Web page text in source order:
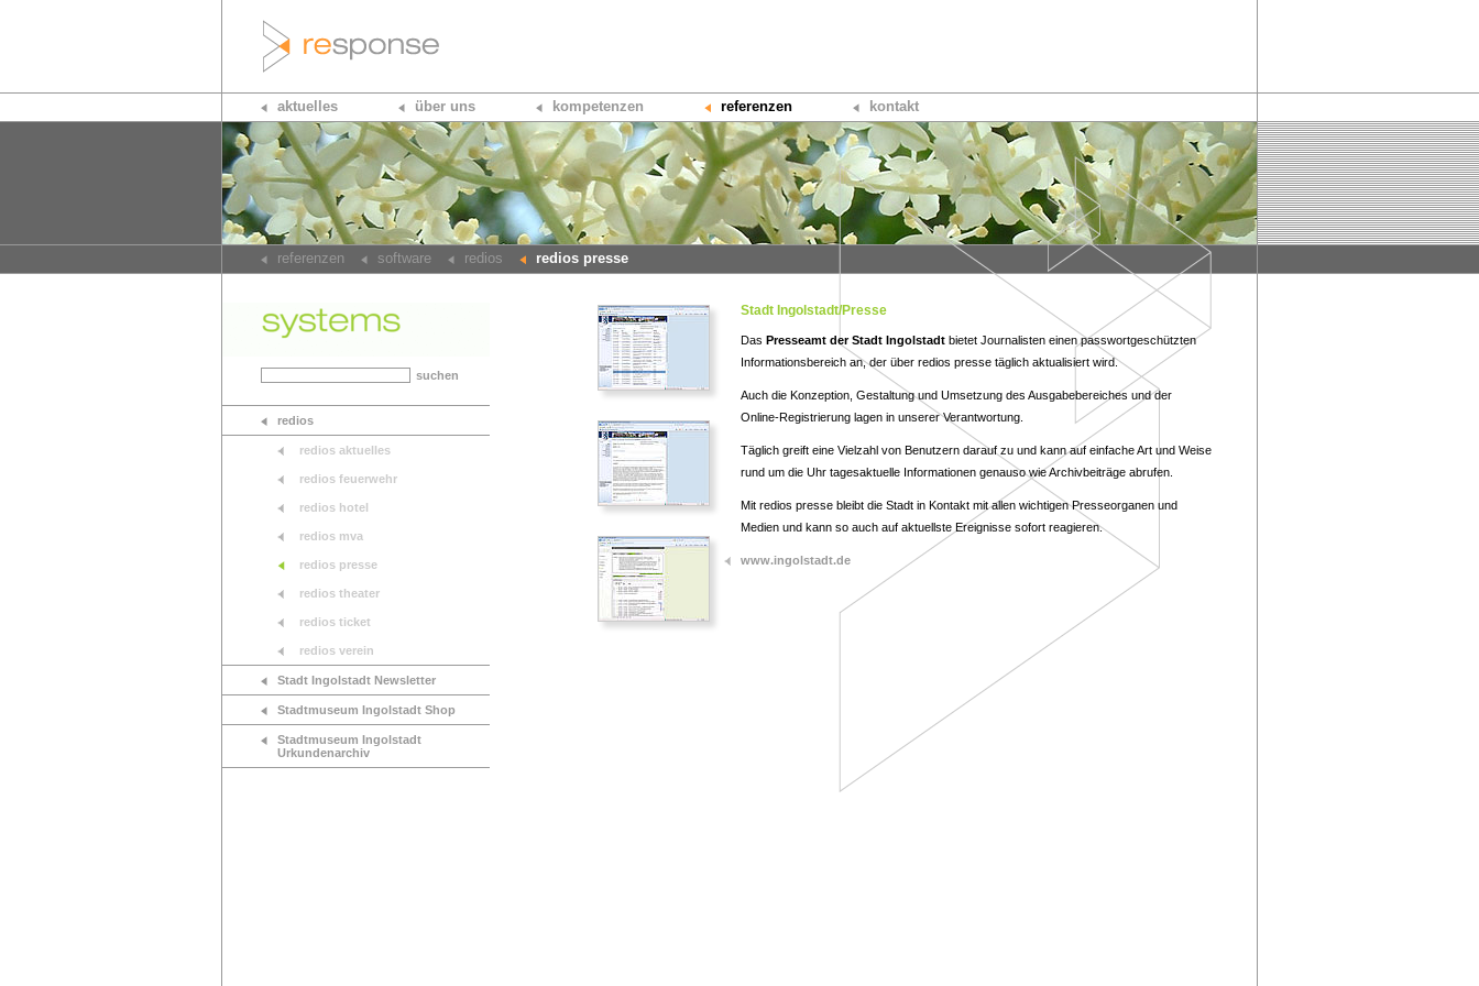
aktuelles über uns kompetenzen referenzen kontakt
referenzen software redios redios presse
suchen
redios
redios aktuelles
redios feuerwehr
redios hotel
redios mva
redios presse
redios theater
redios ticket
redios verein
Stadt Ingolstadt Newsletter
Stadtmuseum Ingolstadt Shop
Stadtmuseum Ingolstadt
Urkundenarchiv
Stadt Ingolstadt/Presse
Das Presseamt der Stadt Ingolstadt bietet Journalisten einen passwortgeschützten
Informationsbereich an, der über redios presse täglich aktualisiert wird.
Auch die Konzeption, Gestaltung und Umsetzung des Ausgabebereiches und der
Online-Registrierung lagen in unserer Verantwortung.
Täglich greift eine Vielzahl von Benutzern darauf zu und kann auf einfache Art und Weise
rund um die Uhr tagesaktuelle Informationen genauso wie Archivbeiträge abrufen.
Mit redios presse bleibt die Stadt in Kontakt mit allen wichtigen Presseorganen und
Medien und kann so auch auf aktuellste Ereignisse sofort reagieren.
www.ingolstadt.de